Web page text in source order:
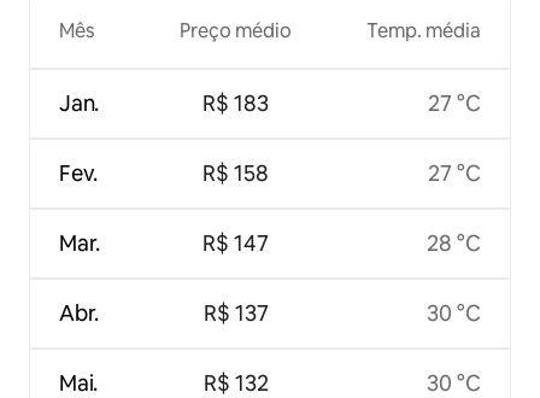
Mês
Jan.
Fev.
Mar.
Abr.
Mai.
Preço médio
R$ 183
R$ 158
R$ 147
R$ 137
R$ 132
Temp. média
27 °C
27 °C
28 °C
30 °C
30 °C